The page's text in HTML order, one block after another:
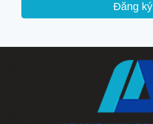
Đăng ký